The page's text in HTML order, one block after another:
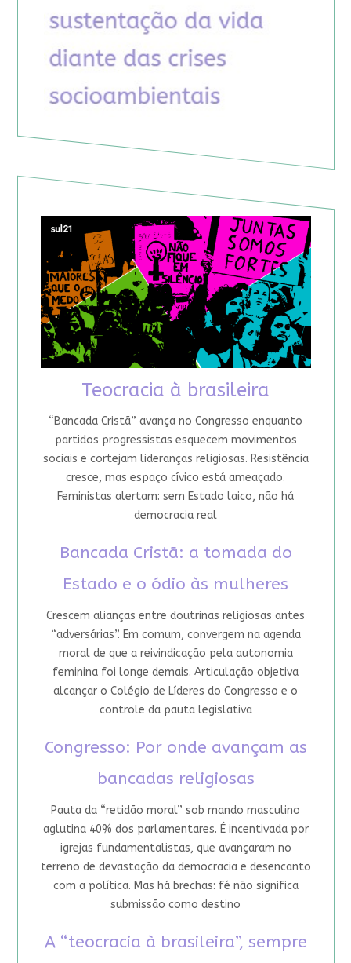
Teocracia à brasileira
“Bancada Cristã” avança no Congresso enquanto
partidos progressistas esquecem movimentos
sociais e cortejam lideranças religiosas. Resistência
cresce, mas espaço cívico está ameaçado.
Feministas alertam: sem Estado laico, não há
democracia real
Bancada Cristã: a tomada do
Estado e o ódio às mulheres
Crescem alianças entre doutrinas religiosas antes
“adversárias”. Em comum, convergem na agenda
moral de que a reivindicação pela autonomia
feminina foi longe demais. Articulação objetiva
alcançar o Colégio de Líderes do Congresso e o
controle da pauta legislativa
Congresso: Por onde avançam as
bancadas religiosas
Pauta da “retidão moral” sob mando masculino
aglutina 40% dos parlamentares. É incentivada por
igrejas fundamentalistas, que avançaram no
terreno de devastação da democracia e desencanto
com a política. Mas há brechas: fé não significa
submissão como destino
A “teocracia à brasileira”, sempre